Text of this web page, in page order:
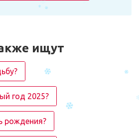
ищут
год 2025?
рождения?